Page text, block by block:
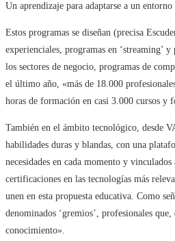
Un aprendizaje para adaptarse a un
Estos programas se diseñan (precisa
experienciales, programas en ‘streaming’
los sectores de negocio, programas de
el último año, «más de 18.000
horas de formación en casi 3.000 cursos y
También en el ámbito tecnológico, desde
habilidades duras y blandas, con una
necesidades en cada momento y
certificaciones en las tecnologías más
unen en esta propuesta educativa. Como
denominados ‘gremios’, profesionales
conocimiento».